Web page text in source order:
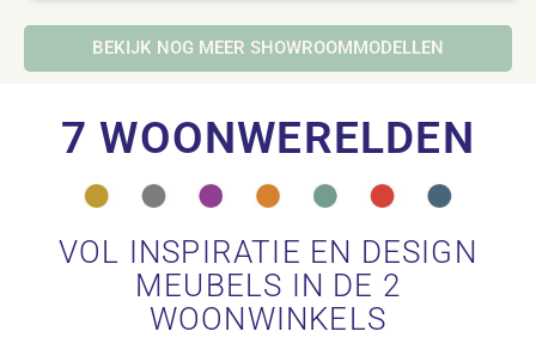
BEKIJK NOG MEER SHOWROOMMODELLEN
7 WOONWERELDEN
VOL INSPIRATIE EN DESIGN
MEUBELS IN DE 2
WOONWINKELS